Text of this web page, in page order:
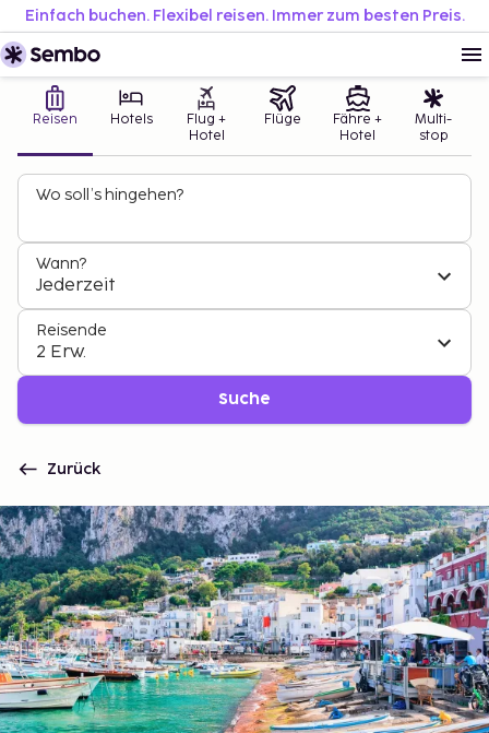
Einfach buchen. Flexibel reisen. Immer zum besten Preis.
Reisen Hotels
Flug +
Hotel
Flüge
Fähre +
Hotel
Multi-
stop
Wo soll’s hingehen?
Wann?
Jederzeit
Reisende
2 Erw.
Suche
Zurück